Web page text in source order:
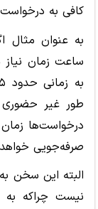
کافی به
به عنوان مثال
طور غیر حضوری
درخواست‌ها
صرفه‌جویی
البته این سخن
نیست چراکه به